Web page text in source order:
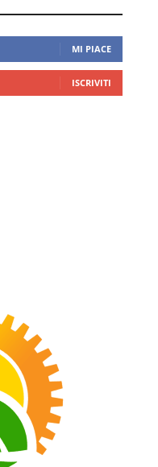
MI PIACE
ISCRIVITI